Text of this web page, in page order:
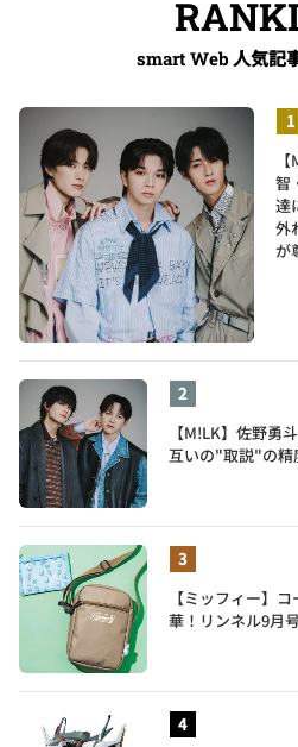
smart Web 人気記
智
達
外
が
【M!LK】佐野勇
互いの"取説"の
【ミッフィー】
華！リンネル9月